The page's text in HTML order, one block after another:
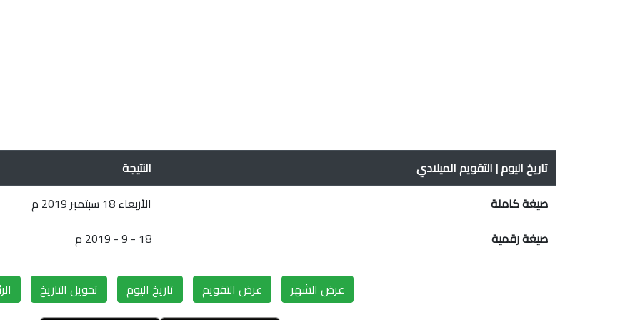
تاريخ اليوم | التقويم الميلادي
النتيجة
صيغة كاملة
الأربعاء 18 سبتمبر 2019 م
صيغة رقمية
18 - 9 - 2019 م
عرض الشهر عرض التقويم تاريخ اليوم تحويل التاريخ